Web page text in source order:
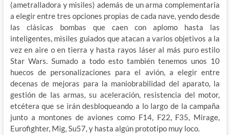
(ametralladora y misiles) además de un arma complementaria
a elegir entre tres opciones propias de cada nave, yendo desde
las clásicas bombas que caen con aplomo hasta las
inteligentes, misiles guiados que atacan a varios objetivos a la
vez en aire o en tierra y hasta rayos láser al más puro estilo
Star Wars. Sumado a todo esto también tenemos unos 10
huecos de personalizaciones para el avión, a elegir entre
decenas de mejoras para la maniobrabilidad del aparato, la
gestión de las armas, su aceleración, resistencia del motor,
etcétera que se irán desbloqueando a lo largo de la campaña
junto a montones de aviones como F14, F22, F35, Mirage,
Eurofighter, Mig, Su57, y hasta algún prototipo muy loco.